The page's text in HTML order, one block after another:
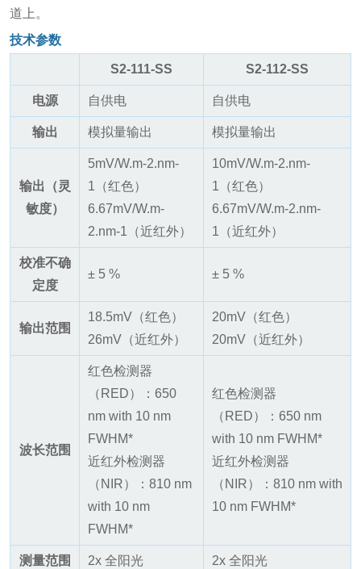
道上。
技术参数
S2-111-SS S2-112-SS
电源 自供电 自供电
输出 模拟量输出 模拟量输出
输出（灵
敏度）
5mV/W.m-2.nm-
1（红色）
6.67mV/W.m-
2.nm-1（近红外）
10mV/W.m-2.nm-
1（红色）
6.67mV/W.m-2.nm-
1（近红外）
校准不确
定度
± 5 % ± 5 %
输出范围
18.5mV（红色）
26mV（近红外）
20mV（红色）
20mV（近红外）
波长范围
红色检测器
（RED）：650
nm with 10 nm
FWHM*
近红外检测器
（NIR）：810 nm
with 10 nm
FWHM*
红色检测器
（RED）：650 nm
with 10 nm FWHM*
近红外检测器
（NIR）：810 nm with
10 nm FWHM*
测量范围 2x 全阳光 2x 全阳光